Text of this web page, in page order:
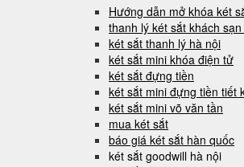
Hướng dẫn mở khóa két
thanh lý két sắt khách
két sắt thanh lý hà nội
két sắt mini khóa điện tử
két sắt đựng tiền
két sắt mini đựng tiền tiết
két sắt mini võ văn tần
mua két sắt
báo giá két sắt hàn quốc
két sắt goodwill hà nội